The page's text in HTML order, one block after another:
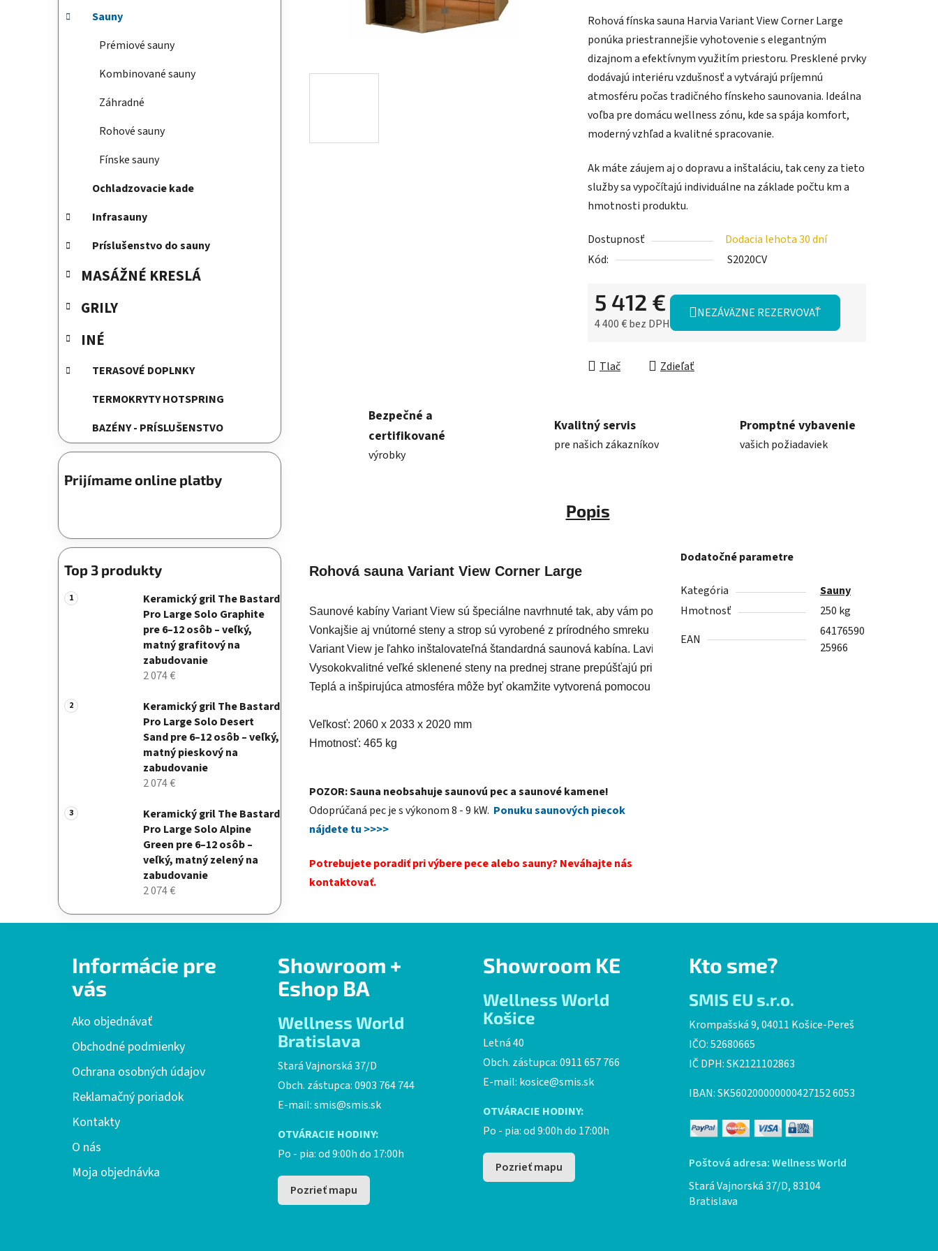
e
Sauny
Prémiové sauny
Kombinované sauny
Záhradné
Rohové sauny
Fínske sauny
Ochladzovacie kade
Infrasauny
Príslušenstvo do sauny
MASÁŽNÉ KRESLÁ
GRILY
INÉ
TERASOVÉ DOPLNKY
TERMOKRYTY HOTSPRING
BAZÉNY - PRÍSLUŠENSTVO
Prijímame online platby
Top 3 produkty
Keramický gril The Bastard
Pro Large Solo Graphite
pre 6–12 osôb – veľký,
matný grafitový na
zabudovanie
2 074 €
Keramický gril The Bastard
Pro Large Solo Desert
Sand pre 6–12 osôb – veľký,
matný pieskový na
zabudovanie
2 074 €
Keramický gril The Bastard
Pro Large Solo Alpine
Green pre 6–12 osôb –
veľký, matný zelený na
zabudovanie
2 074 €
Rohová fínska sauna Harvia Variant View Corner Large
ponúka priestrannejšie vyhotovenie s elegantným
dizajnom a efektívnym využitím priestoru. Presklené prvky
dodávajú interiéru vzdušnosť a vytvárajú príjemnú
atmosféru počas tradičného fínskeho saunovania. Ideálna
voľba pre domácu wellness zónu, kde sa spája komfort,
moderný vzhľad a kvalitné spracovanie.
Ak máte záujem aj o dopravu a inštaláciu, tak ceny za tieto
služby sa vypočítajú individuálne na základe počtu km a
hmotnosti produktu.
Dostupnosť
Dodacia lehota 30 dní
Kód:
S2020CV
5 412 €
4 400 € bez DPH
NEZÁVÄZNE REZERVOVAŤ
Tlač Zdieľať
Bezpečné a
certifikované
výrobky
Kvalitný servis
pre našich zákazníkov
Promptné vybavenie
vašich požiadaviek
Popis
Rohová sauna Variant View Corner Large
Saunové kabíny Variant View sú špeciálne navrhnuté tak, aby vám pomohli relaxovať, takže si oddýchnete a vychutnáte si
Vonkajšie aj vnútorné steny a strop sú vyrobené z prírodného smreku a lavičky sú vyrobené zo svetlej osiky.
Variant View je ľahko inštalovateľná štandardná saunová kabína. Lavičky môžete nainštalovať na obe strany sauny.
Vysokokvalitné veľké sklenené steny na prednej strane prepúšťajú prirodzené svetlo a vytvárajú otvorený a priestranný pocit.
Teplá a inšpirujúca atmosféra môže byť okamžite vytvorená pomocou voliteľných farebných svetiel ovládaných DMX.
Veľkosť: 2060 x 2033 x 2020 mm
Hmotnosť: 465 kg
POZOR: Sauna neobsahuje saunovú pec a saunové kamene!
Odoprúčaná pec je s výkonom 8 - 9 kW. Ponuku saunových piecok
nájdete tu >>>>
Potrebujete poradiť pri výbere pece alebo sauny? Neváhajte nás
kontaktovať.
Dodatočné parametre
Kategória
Sauny
Hmotnosť
250 kg
EAN
64176590
25966
Informácie pre
vás
Ako objednávať
Obchodné podmienky
Ochrana osobných údajov
Reklamačný poriadok
Kontakty
O nás
Moja objednávka
Showroom +
Eshop BA
Wellness World
Bratislava
Stará Vajnorská 37/D
Obch. zástupca: 0903 764 744
E-mail:smis@smis.sk
OTVÁRACIE HODINY:
Po - pia: od 9:00h do 17:00h
Pozrieť mapu
Showroom KE
Wellness World
Košice
Letná 40
Obch. zástupca: 0911 657 766
E-mail: kosice@smis.sk
OTVÁRACIE HODINY:
Po - pia: od 9:00h do 17:00h
Pozrieť mapu
Kto sme?
SMIS EU s.r.o.
Krompašská 9, 04011 Košice-Pereš
IČO: 52680665
IČ DPH: SK2121102863
IBAN: SK560200000000427152 6053
Poštová adresa: Wellness World
Stará Vajnorská 37/D, 83104
Bratislava